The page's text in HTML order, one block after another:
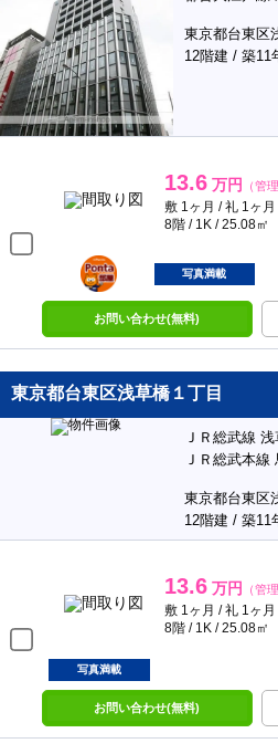
東京都台東区
12階建 / 築11
13.6 万円 （管
敷 1ヶ月 / 礼 1ヶ月
8階 / 1K / 25.08㎡
ポンタ
部屋
写真満載
お問い合わせ(無料)
東京都台東区浅草橋１丁目
ＪＲ総武線
ＪＲ総武本線
東京都台東区
12階建 / 築11
13.6 万円 （管
敷 1ヶ月 / 礼 1ヶ月
8階 / 1K / 25.08㎡
写真満載
お問い合わせ(無料)